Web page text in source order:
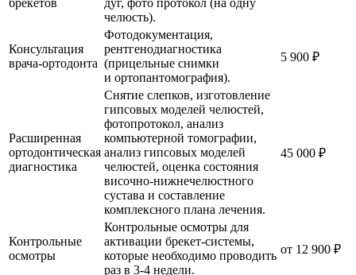
брекетов
дуг, фото протокол (на одну
челюсть).
Консультация
врача-ортодонта
Фотодокументация,
рентгенодиагностика
(прицельные снимки
и ортопантомография).
5 900 ₽
Расширенная
ортодонтическая
диагностика
Cнятие слепков, изготовление
гипсовых моделей челюстей,
фотопротокол, анализ
компьютерной томографии,
анализ гипсовых моделей
челюстей, оценка состояния
височно-нижнечелюстного
сустава и составление
комплексного плана лечения.
45 000 ₽
Контрольные
осмотры
Контрольные осмотры для
активации брекет-системы,
которые необходимо проводить
раз в 3-4 недели.
от 12 900 ₽